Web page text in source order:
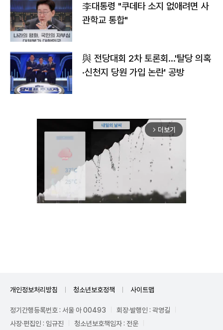
李대통령 "쿠데타 소지 없애려면 사
관학교 통합"
與 전당대회 2차 토론회…'탈당 의혹
·신천지 당원 가입 논란' 공방
arrow_forward_ios 더보기
개인정보처리방침 청소년보호정책 사이트맵
정기간행등록번호 : 서울 아 00493
회장·발행인 : 곽영길
사장·편집인 : 임규진
청소년보호책임자 : 전운